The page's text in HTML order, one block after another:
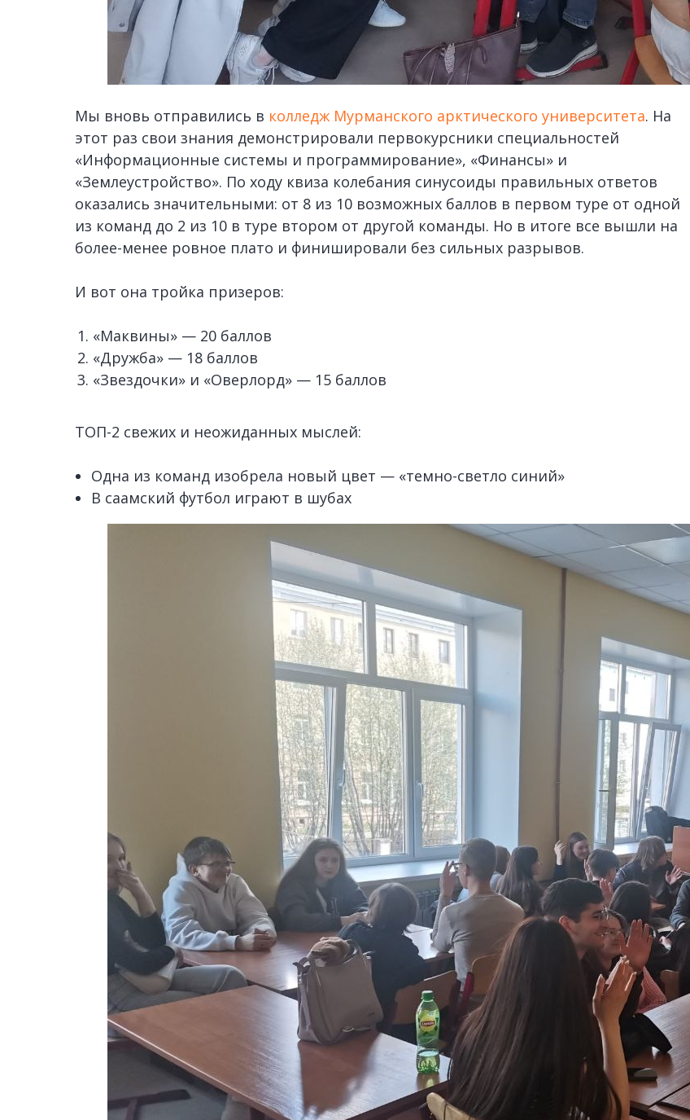
Мы вновь отправились в колледж Мурманского арктического университета. На
этот раз свои знания демонстрировали первокурсники специальностей
«Информационные системы и программирование», «Финансы» и
«Землеустройство». По ходу квиза колебания синусоиды правильных ответов
оказались значительными: от 8 из 10 возможных баллов в первом туре от одной
из команд до 2 из 10 в туре втором от другой команды. Но в итоге все вышли на
более-менее ровное плато и финишировали без сильных разрывов.
И вот она тройка призеров:
«Маквины» — 20 баллов
«Дружба» — 18 баллов
«Звездочки» и «Оверлорд» — 15 баллов
ТОП-2 свежих и неожиданных мыслей:
Одна из команд изобрела новый цвет — «темно-светло синий»
В саамский футбол играют в шубах